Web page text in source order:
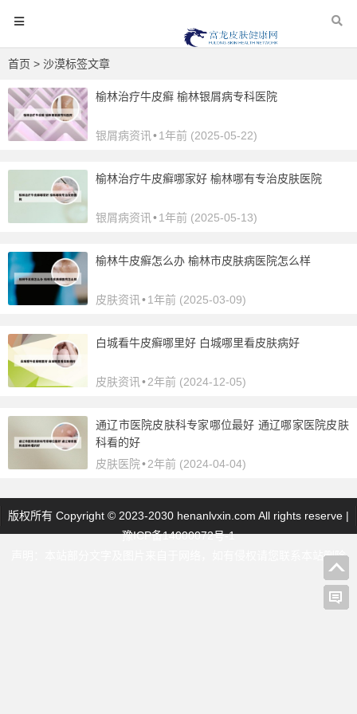
首页 > 沙漠标签文章
榆林治疗牛皮癣 榆林银屑病专科医院
银屑病资讯 •1年前 (2025-05-22)
榆林治疗牛皮癣哪家好 榆林哪有专治皮肤医院
银屑病资讯 •1年前 (2025-05-13)
榆林牛皮癣怎么办 榆林市皮肤病医院怎么样
皮肤资讯 •1年前 (2025-03-09)
白城看牛皮癣哪里好 白城哪里看皮肤病好
皮肤资讯 •2年前 (2024-12-05)
通辽市医院皮肤科专家哪位最好 通辽哪家医院皮肤
科看的好
皮肤医院•2年前 (2024-04-04)
版权所有 Copyright © 2023-2030 henanlvxin.com All rights reserve |
豫ICP备14000072号-1
声明：本站部分文字及图片来自于网络，如有侵权请您联系本站删除